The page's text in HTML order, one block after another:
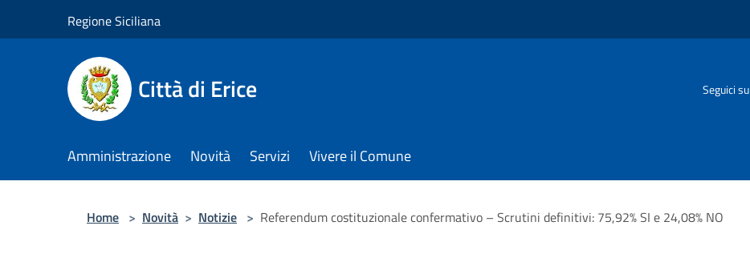
Regione Siciliana
Città di Erice Seguici su
Amministrazione Novità Servizi Vivere il Comune
Home > Novità > Notizie > Referendum costituzionale confermativo – Scrutini definitivi: 75,92% SI e 24,08% NO